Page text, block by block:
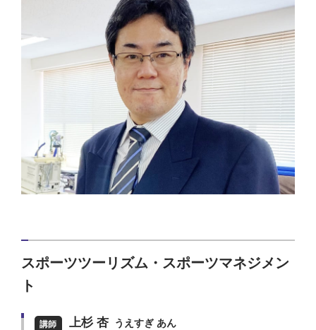
スポーツツーリズム・スポーツマネジメン
ト
講師 上杉 杏 うえすぎ あん